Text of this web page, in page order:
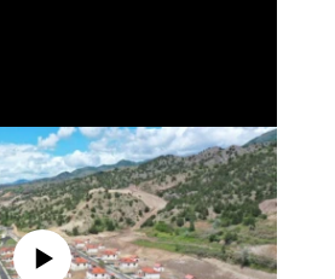
currently available